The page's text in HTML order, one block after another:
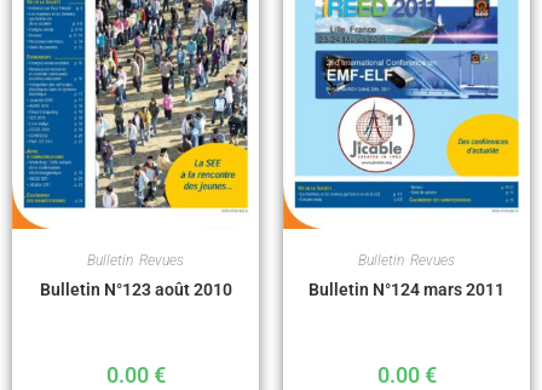
Bulletin Revues
Bulletin N°123 août 2010
0.00€
Bulletin Revues
Bulletin N°124 mars 2011
0.00€